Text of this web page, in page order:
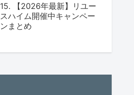
15. 【2026年最新】リユー
スハイム開催中キャンペー
ンまとめ